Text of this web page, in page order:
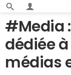
#Media
dédiée
médias